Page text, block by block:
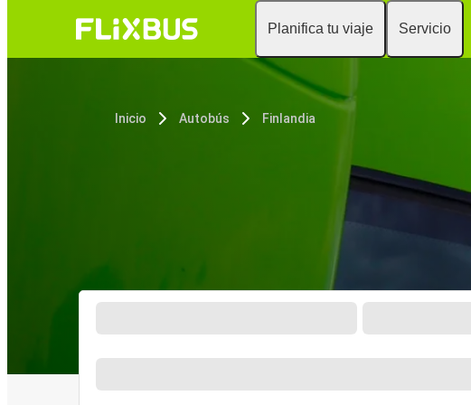
Planifica tu viaje Servicio
Inicio Autobús Finlandia